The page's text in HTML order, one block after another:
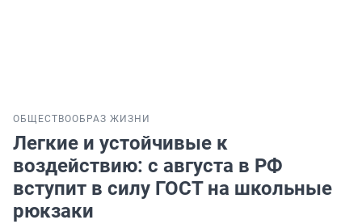
ОБЩЕСТВООБРАЗ ЖИЗНИ
Легкие и устойчивые к
воздействию: с августа в РФ
вступит в силу ГОСТ на школьные
рюкзаки